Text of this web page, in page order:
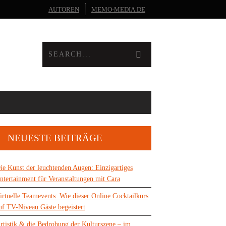
AUTOREN MEMO-MEDIA.DE
NEUESTE BEITRÄGE
Kunst der leuchtenden Augen: Einzigartiges
für Veranstaltungen mit Cara
Teamevents: Wie dieser Online Cocktailkurs
TV-Niveau Gäste begeistert
& die Bedrohung der Kulturszene – im